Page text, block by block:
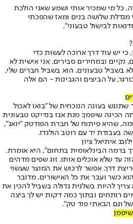
כל מי שמכיר אותי ושמע שאני הולכת
מגדלת שלושה בנים ומאז שהפכתי
לבישול טבעוני".
כי יש עוד דרך ארוכה לעשות כדי
נקיים ובמחירים סבירים. אני אישית לא
בשביל טבעונים. הוא בשביל חברים שלי,
על הביצים והגבינות - הם אלה
בעונה הנוכחית של "בואו לאכול
הכינה שיפמן: מנת אגז בנדיקט טבעונית
שהיא פיתוח של חברת הפודטק "יואג",
בעבודת יד עם רוטב הולנדז.
איתיאל ציון
ברמה הבינלאומית בתחום", היא אומרת.
עד שלא אוכלים אותו. זוג שפים מדהים
דרך. אפשר לרכוש את המוצר שעשוי
כשר ועבר את כל האישורים. מדובר
להיות בשלנית גדולה בשביל להכין את
רותחים ובתוך כמה דקות יש לך ביצה
וגם הבאתי פוד טק".